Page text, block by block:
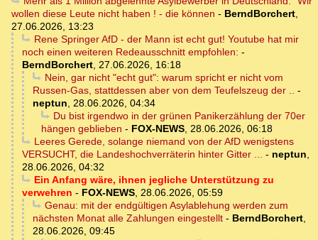
wollen diese Leute nicht haben ! - die können - BerndBorchert
27.06.2026, 13:23
Rene Springer AfD - der Mann ist echt gut! Youtube hat mir
noch einen weiteren Redeausschnitt empfohlen: -
BerndBorchert 27.06.2026, 16:18
Nein, gar nicht "echt gut": warum spricht er nicht vom
Russen-Gas, stattdessen aber von dem Teufelszeug der ..
-
neptun
28.06.2026, 04:34
Du bist irgendwo in der grünen Panikerzählung der 70er
hängen geblieben - FOX-NEWS 28.06.2026, 06:18
Leeres Gerede, solange niemand von der AfD wenigstens
VERSUCHT, die Landeshochverräterin hinter Gitter ...
- neptun
28.06.2026, 04:32
Ein Anfang wäre, ihnen jegliche Unterstützung zu
verwehren - FOX-NEWS 28.06.2026, 05:59
Genau: mit der endgültigen Asylablehung werden zum
nächsten Monat alle Zahlungen eingestellt - BerndBorchert
28.06.2026, 09:45